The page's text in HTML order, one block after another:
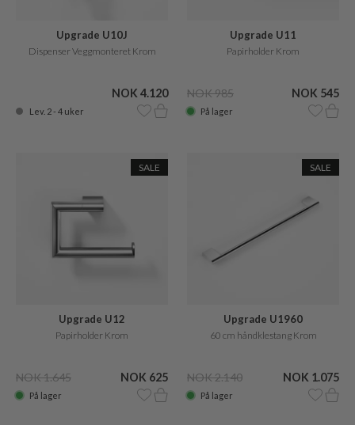
Upgrade U10J
Dispenser Veggmonteret Krom
NOK 4.120
Lev. 2 - 4 uker
Upgrade U11
Papirholder Krom
NOK 985 NOK 545
På lager
SALE
Upgrade U12
Papirholder Krom
NOK 1.645 NOK 625
På lager
SALE
Upgrade U1960
60 cm håndklestang Krom
NOK 2.140 NOK 1.075
På lager